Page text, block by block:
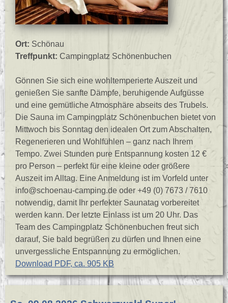
Ort: Schönau
Treffpunkt: Campingplatz Schönenbuchen
Gönnen Sie sich eine wohltemperierte Auszeit und
genießen Sie sanfte Dämpfe, beruhigende Aufgüsse
und eine gemütliche Atmosphäre abseits des Trubels.
Die Sauna im Campingplatz Schönenbuchen bietet von
Mittwoch bis Sonntag den idealen Ort zum Abschalten,
Regenerieren und Wohlfühlen – ganz nach Ihrem
Tempo. Zwei Stunden pure Entspannung kosten 12 €
pro Person – perfekt für eine kleine oder größere
Auszeit im Alltag. Eine Anmeldung ist im Vorfeld unter
info@schoenau-camping.de oder +49 (0) 7673 / 7610
notwendig, damit Ihr perfekter Saunatag vorbereitet
werden kann. Der letzte Einlass ist um 20 Uhr. Das
Team des Campingplatz Schönenbuchen freut sich
darauf, Sie bald begrüßen zu dürfen und Ihnen eine
unvergessliche Entspannung zu ermöglichen.
Download PDF, ca. 905 KB